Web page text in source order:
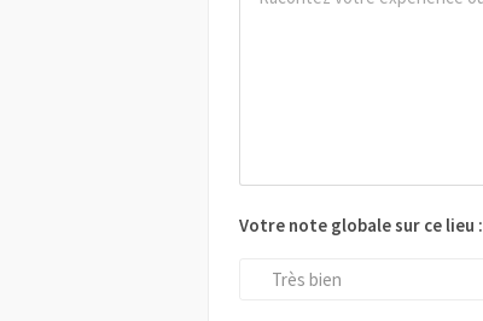
Votre note globale sur ce lieu :
Très bien